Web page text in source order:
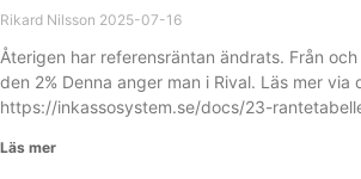
Rikard Nilsson 2025-07-16
Återigen har referensräntan ändrats. Från
den 2% Denna anger man i Rival. Läs mer via
https://inkassosystem.se/docs/23-
Läs mer